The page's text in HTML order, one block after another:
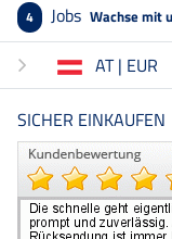
4 Jobs Wachse mit
AT | EUR
SICHER EINKAUFEN